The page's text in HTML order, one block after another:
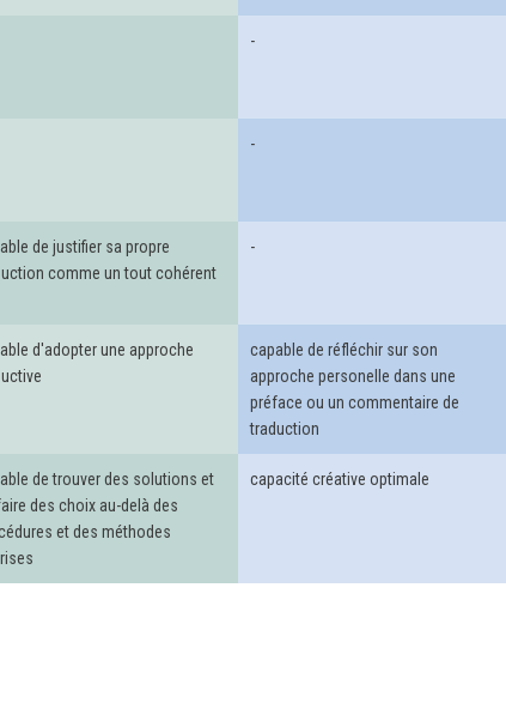
-
-
de justifier sa propre
comme un tout cohérent
-
d'adopter une approche
capable de réfléchir sur son
approche personelle dans une
préface ou un commentaire de
traduction
de trouver des solutions et
des choix au-delà des
et des méthodes
capacité créative optimale